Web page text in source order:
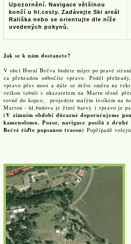
Upozornění. Navigace většinou
končí u hl.cesty. Zadávejte Ski areál
Rališka nebo se orientujte dle níže
uvedených pokynů.
Jak se k nám dostanete?
V obci Horní Bečva budete míjet po pravé
za přehradou odbočíte vpravo. Podél
vpravo přes most a dále se držte směru na
velkou tabuli s ukazatelem na Martu těsně
rovně do kopce, projedete malým lesíkem na
Martou - hl.budova je žluté barvy ) vpravo je
(V zimním období důrazně doporučujeme
kamenolomu. Pozor, navigace posílá z
Bečvě řiďte popsanou trasou) Popřípadě